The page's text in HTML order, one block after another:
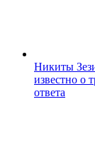
Никиты
известно о
ответа